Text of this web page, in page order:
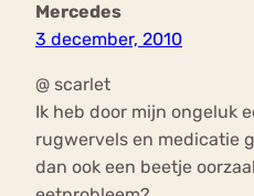
Mercedes
3 december, 2010
@ scarlet
Ik heb door mijn ongeluk
rugwervels en medicatie
dan ook een beetje